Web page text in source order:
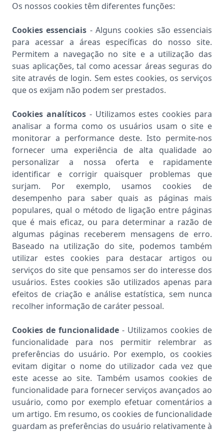
Os nossos cookies têm diferentes funções:
Cookies essenciais - Alguns cookies são essenciais
para acessar a áreas específicas do nosso site.
Permitem a navegação no site e a utilização das
suas aplicações, tal como acessar áreas seguras do
site através de login. Sem estes cookies, os serviços
que os exijam não podem ser prestados.
Cookies analíticos- Utilizamos estes cookies para
analisar a forma como os usuários usam o site e
monitorar a performance deste. Isto permite-nos
fornecer uma experiência de alta qualidade ao
personalizar a nossa oferta e rapidamente
identificar e corrigir quaisquer problemas que
surjam. Por exemplo, usamos cookies de
desempenho para saber quais as páginas mais
populares, qual o método de ligação entre páginas
que é mais eficaz, ou para determinar a razão de
algumas páginas receberem mensagens de erro.
Baseado na utilização do site, podemos também
utilizar estes cookies para destacar artigos ou
serviços do site que pensamos ser do interesse dos
usuários. Estes cookies são utilizados apenas para
efeitos de criação e análise estatística, sem nunca
recolher informação de caráter pessoal.
Cookies de funcionalidade - Utilizamos cookies de
funcionalidade para nos permitir relembrar as
preferências do usuário. Por exemplo, os cookies
evitam digitar o nome do utilizador cada vez que
este acesse ao site. Também usamos cookies de
funcionalidade para fornecer serviços avançados ao
usuário, como por exemplo efetuar comentários a
um artigo. Em resumo, os cookies de funcionalidade
guardam as preferências do usuário relativamente à